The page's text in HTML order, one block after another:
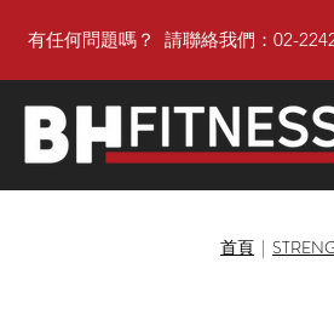
有任何問題嗎？ 請聯絡我們：02-
首頁 |